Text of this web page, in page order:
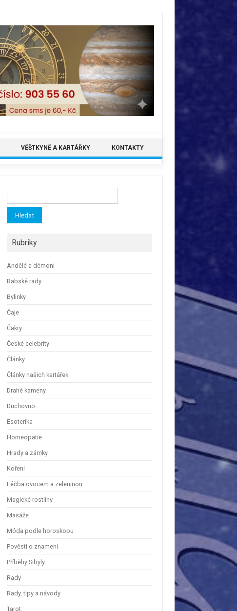
VĚŠTKYNĚ A KARTÁŘKY KONTAKTY
Rubriky
Andělé a démoni
Babské rady
Bylinky
Čaje
Čakry
České celebrity
Články
Články našich kartářek
Drahé kameny
Duchovno
Esoterika
Homeopatie
Hrady a zámky
Koření
Léčba ovocem a zeleninou
Magické rostliny
Masáže
Móda podle horoskopu
Pověsti o znamení
Příběhy Sibyly
Rady
Rady, tipy a návody
Tarot